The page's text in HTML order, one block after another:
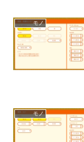
モノ
モノ